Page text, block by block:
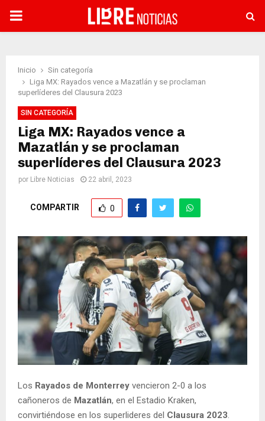
PRIMARY
Inicio
Sin categoría
Liga MX: Rayados vence a Mazatlán y se proclaman
superlíderes del Clausura 2023
SIN CATEGORÍA
Liga MX: Rayados vence a
Mazatlán y se proclaman
superlíderes del Clausura 2023
por Libre Noticias 22 abril, 2023
COMPARTIR 0
Los Rayados de Monterrey vencieron 2-0 a los
cañoneros de Mazatlán, en el Estadio Kraken,
convirtiéndose en los superlideres del Clausura 2023.